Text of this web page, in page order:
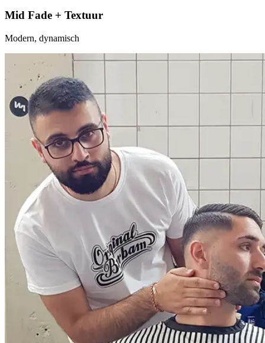
Mid Fade + Textuur
Modern, dynamisch